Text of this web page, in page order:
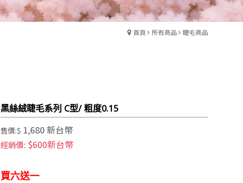
首頁 所有商品 睫毛商品
黑絲絨睫毛系列 C型/ 粗度0.15
售價:$ 1,680 新台幣
經銷價: $600新台幣
買六送一